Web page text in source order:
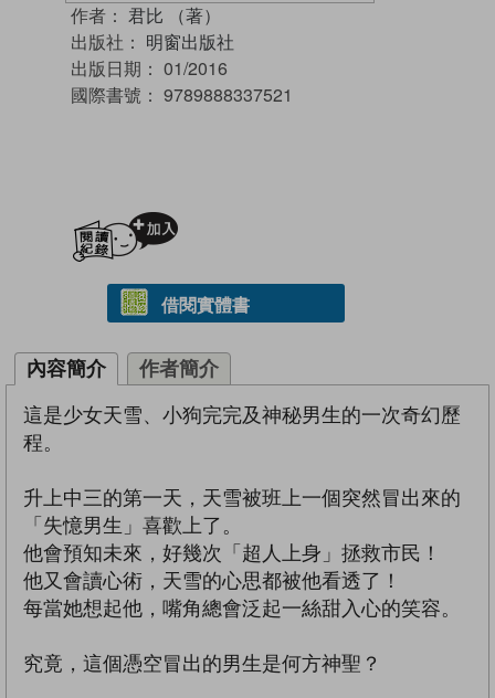
作者： 君比 （著）
出版社： 明窗出版社
出版日期： 01/2016
國際書號： 9789888337521
借閱實體書
內容簡介 作者簡介
這是少女天雪、小狗完完及神秘男生的一次奇幻歷
程。
升上中三的第一天，天雪被班上一個突然冒出來的
「失憶男生」喜歡上了。
他會預知未來，好幾次「超人上身」拯救市民！
他又會讀心術，天雪的心思都被他看透了！
每當她想起他，嘴角總會泛起一絲甜入心的笑容。
究竟，這個憑空冒出的男生是何方神聖？